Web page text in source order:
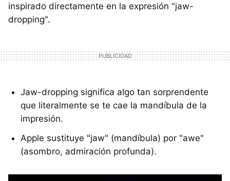
inspirado directamente en la expresión "jaw-
dropping".
Jaw-dropping significa algo tan sorprendente
que literalmente se te cae la mandíbula de la
impresión.
Apple sustituye "jaw" (mandíbula) por "awe"
(asombro, admiración profunda).